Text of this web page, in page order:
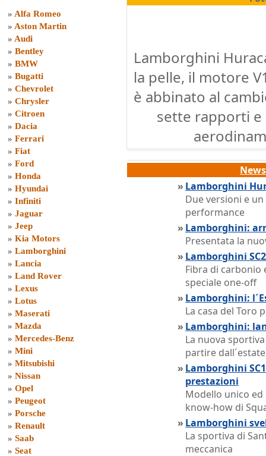
» Alfa Romeo
» Aston Martin
» Audi
» Bentley
» BMW
» Bugatti
» Chevrolet
» Chrysler
» Citroen
» Dacia
» Ferrari
» Fiat
» Ford
» Honda
» Hyundai
» Infiniti
» Jaguar
» Jeep
» Kia Motors
» Lamborghini
» Lancia
» Land Rover
» Lexus
» Lotus
» Maserati
» Mazda
» Mercedes-Benz
» Mini
» Mitsubishi
» Nissan
» Opel
» Peugeot
» Porsche
» Renault
» Saab
» Seat
Lamborghini
la pelle, il motore
è abbinato al
sette rapporti e
» Lamborghini
Due versioni e
performance
» Lamborghini:
Presentata la
» Lamborghini
Fibra di carbonio
speciale one-off
» Lamborghini:
La casa del Toro
» Lamborghini:
La nuova
partire dall´estate
» Lamborghini
prestazioni
Modello unico
know-how di
» Lamborghini
La sportiva di
meccanica